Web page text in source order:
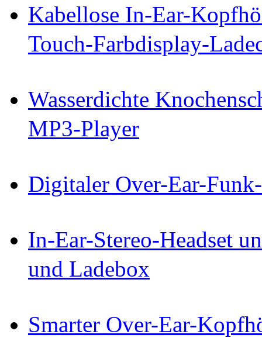
Kabellose In-Ear-
Touch-Farbdisplay-
Wasserdichte
MP3-Player
Digitaler Over-Ear-
In-Ear-Stereo-Headset
und Ladebox
Smarter Over-Ear-